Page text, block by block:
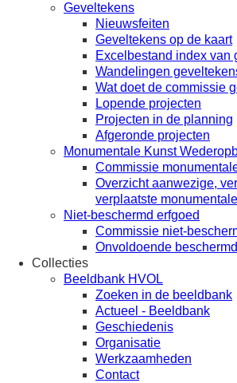
Geveltekens
Nieuwsfeiten
Geveltekens op de kaart
Excelbestand index van
Wandelingen
Wat doet de commissie
Lopende projecten
Projecten in de planning
Afgeronde projecten
Monumentale Kunst
Commissie
Overzicht aanwezige,
verplaatste
Niet-beschermd erfgoed
Commissie niet-
Onvoldoende
Collecties
Beeldbank HVOL
Zoeken in de beeldbank
Actueel - Beeldbank
Geschiedenis
Organisatie
Werkzaamheden
Contact